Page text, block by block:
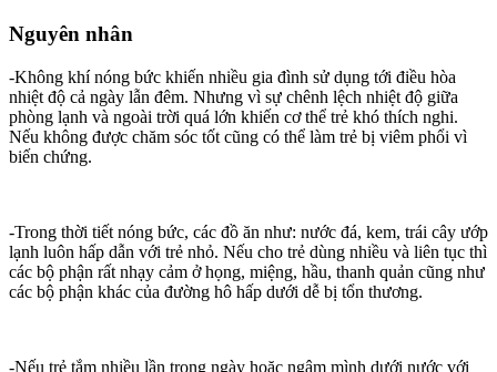
Nguyên nhân
-Không khí nóng bức khiến nhiều gia đình sử dụng tới điều hòa
nhiệt độ cả ngày lẫn đêm. Nhưng vì sự chênh lệch nhiệt độ giữa
phòng lạnh và ngoài trời quá lớn khiến cơ thể trẻ khó thích nghi.
Nếu không được chăm sóc tốt cũng có thể làm trẻ bị viêm phổi vì
biến chứng.
-Trong thời tiết nóng bức, các đồ ăn như: nước đá, kem, trái cây ướp
lạnh luôn hấp dẫn với trẻ nhỏ. Nếu cho trẻ dùng nhiều và liên tục thì
các bộ phận rất nhạy cảm ở họng, miệng, hầu, thanh quản cũng như
các bộ phận khác của đường hô hấp dưới dễ bị tổn thương.
-Nếu trẻ tắm nhiều lần trong ngày hoặc ngâm mình dưới nước với